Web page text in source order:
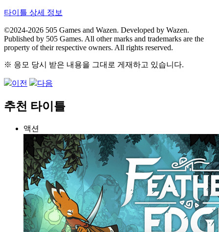
타이틀 상세 정보
©2024-2026 505 Games and Wazen. Developed by Wazen.
Published by 505 Games. All other marks and trademarks are the
property of their respective owners. All rights reserved.
※ 응모 당시 받은 내용을 그대로 게재하고 있습니다.
이전 다음
추천 타이틀
액션